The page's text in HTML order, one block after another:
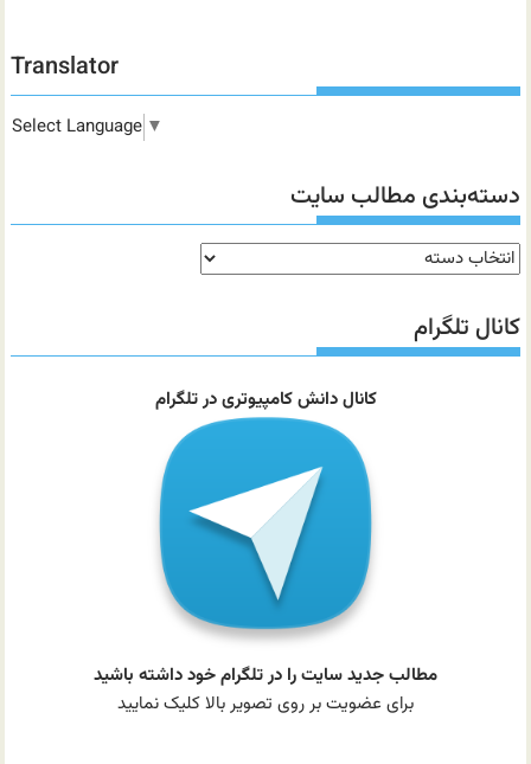
Translator
Select Language ▼
دسته‌بندی مطالب سایت
دسته‌بندی
مطالب
سایت
کانال تلگرام
کانال دانش کامپیوتری در تلگرام
مطالب جدید سایت را در تلگرام خود داشته باشید
برای عضویت بر روی تصویر بالا کلیک نمایید